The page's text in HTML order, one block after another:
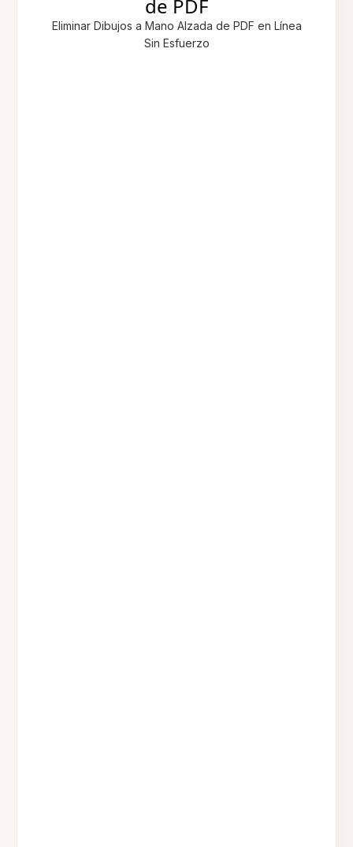
de PDF
Eliminar Dibujos a Mano Alzada de PDF en Línea
Sin Esfuerzo